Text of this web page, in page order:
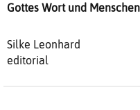
Gottes Wort und
Silke Leonhard
editorial